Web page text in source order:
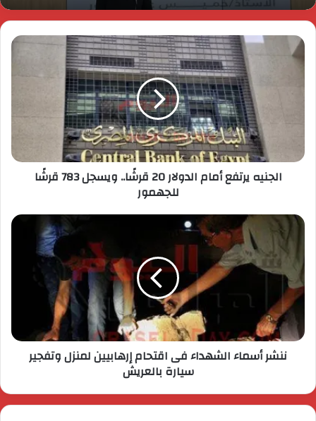
الجنيه يرتفع أمام الدولار 20 قرشًا.. ويسجل 783 قرشًا
للجهمور
ننشر أسماء الشهداء فى اقتحام إرهابيين لمنزل وتفجير
سيارة بالعريش